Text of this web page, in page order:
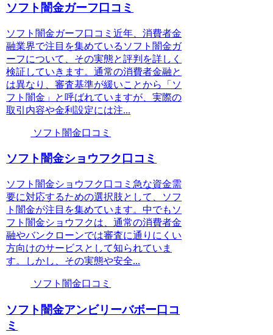
ソフト闇金ガーフ口コミ
ソフト闇金ガーフ口コミ近年、消費者金
融業界で注目を集めているソフト闇金ガ
ーフについて、その実態と評判を詳しく
検証していきます。通常の消費者金融と
は異なり、審査基準が緩いことから「ソ
フト闇金」と呼ばれていますが、実際の
取引内容や金利設定には注...
ソフト闇金口コミ
ソフト闇金ショウフク口コミ
ソフト闇金ショウフク口コミ急な資金需
要に対応するための選択肢として、ソフ
ト闇金が注目を集めています。中でもソ
フト闇金ショウフクは、通常の消費者金
融やバンクローンでは審査に通りにくい
方向けのサービスとして知られていま
す。しかし、その実態や安全...
ソフト闇金口コミ
ソフト闇金アンビリーバボー口コ
ミ